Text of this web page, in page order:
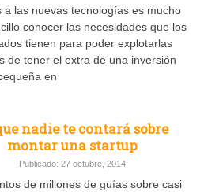
a las nuevas tecnologías es mucho
conocer las necesidades que los
tienen para poder explotarlas
de tener el extra de una inversión
en
nadie te contará sobre
montar una startup
Publicado: 27 octubre, 2014
de millones de guías sobre casi